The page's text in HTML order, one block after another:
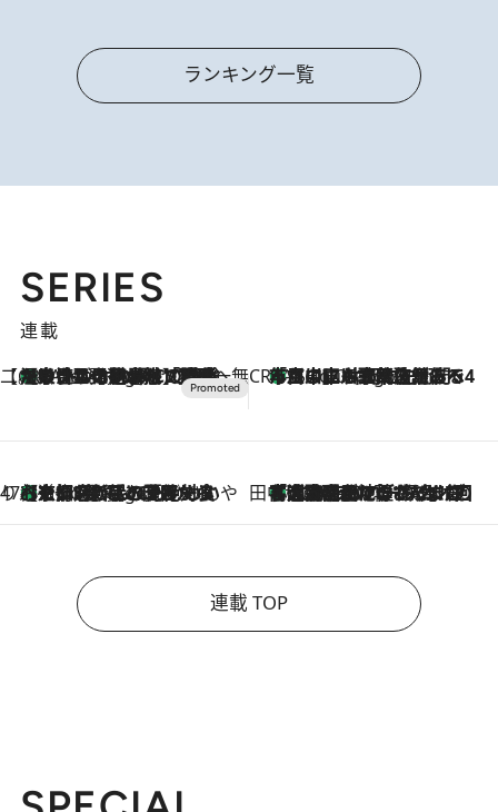
ランキング一覧
SERIES
連載
【CREA×星野リゾート】唯一無二。癒しと発見が待つ場所へ
6 Hours Ago
【トンボの足水浴】ヒノキの香りに包まれて涼感マックス！約13℃の湧水かけ流しを避暑地「星野温泉 トンボの湯」で体験 CREA'S CHOICE
8 Hours Ago
「立川にも歌舞伎があるんだよ」 片岡仁左衛門・市川中車ら豪華座組みで4年目の立川立飛歌舞伎へ
47都道府県の手みやげ ひんやりスイーツで夏を満喫
8 Hours Ago
【京都府】この夏絶対食べたい 冷やしておいしいおやつ3選 ひと口目から心を掴む新緑のテリーヌ 田中稲の勝手に再ブーム
2026.8.7
「湘南乃風に憧れて」観客大盛上がりの“タオル回し”に、ラッパー顔負けの高速歌唱まで…さだまさし（74）のアグレッシブすぎる現在地
連載 TOP